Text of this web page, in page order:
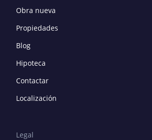
Obra nueva
Propiedades
Blog
Hipoteca
Contactar
Localización
Legal